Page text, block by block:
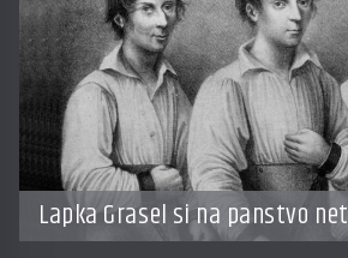
Lapka Grasel si na panstvo